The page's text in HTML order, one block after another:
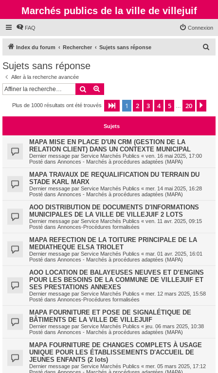
Marchés publics de la ville de villejuif
FAQ Connexion
Index du forum Rechercher Sujets sans réponse
c
Sujets sans réponse
Aller à la recherche avancée
Rechercher
Plus de 1000 résultats ont été trouvés Page 1sur20
1 2 3 4 5 20
Sujets
MAPA MISE EN PLACE D'UN CRM (GESTION DE LA
RELATION CLIENT) DANS UN CONTEXTE MUNICIPAL
Dernier message par Service Marchés Publics « ven. 16 mai 2025, 17:00
Posté dans Annonces - Marchés à procédures adaptées (MAPA)
MAPA TRAVAUX DE REQUALIFICATION DU TERRAIN DU
STADE KARL MARX
Dernier message par Service Marchés Publics « mer. 14 mai 2025, 16:28
Posté dans Annonces - Marchés à procédures adaptées (MAPA)
AOO DISTRIBUTION DE DOCUMENTS D'INFORMATIONS
MUNICIPALES DE LA VILLE DE VILLEJUIF 2 LOTS
Dernier message par Service Marchés Publics « ven. 11 avr. 2025, 09:15
Posté dans Annonces-Procédures formalisées
MAPA REFECTION DE LA TOITURE PRINCIPALE DE LA
MEDIATHEQUE ELSA TRIOLET
Dernier message par Service Marchés Publics « mar. 01 avr. 2025, 16:01
Posté dans Annonces - Marchés à procédures adaptées (MAPA)
AOO LOCATION DE BALAYEUSES NEUVES ET D’ENGINS
POUR LES BESOINS DE LA COMMUNE DE VILLEJUIF ET
SES PRESTATIONS ANNEXES
Dernier message par Service Marchés Publics « mer. 12 mars 2025, 15:58
Posté dans Annonces-Procédures formalisées
MAPA FOURNITURE ET POSE DE SIGNALÉTIQUE DE
BÂTIMENTS DE LA VILLE DE VILLEJUIF
Dernier message par Service Marchés Publics « jeu. 06 mars 2025, 10:38
Posté dans Annonces - Marchés à procédures adaptées (MAPA)
MAPA FOURNITURE DE CHANGES COMPLETS À USAGE
UNIQUE POUR LES ÉTABLISSEMENTS D'ACCUEIL DE
JEUNES ENFANTS (2 lots)
Dernier message par Service Marchés Publics « mer. 05 mars 2025, 17:12
Posté dans Annonces - Marchés à procédures adaptées (MAPA)